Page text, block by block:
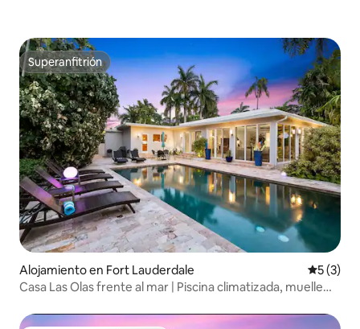
Superanfitrión
Superanfitrión
Alojamiento en Fort Lauderdale
5 (3)
Casa Las Olas frente al mar | Piscina climatizada, muelle